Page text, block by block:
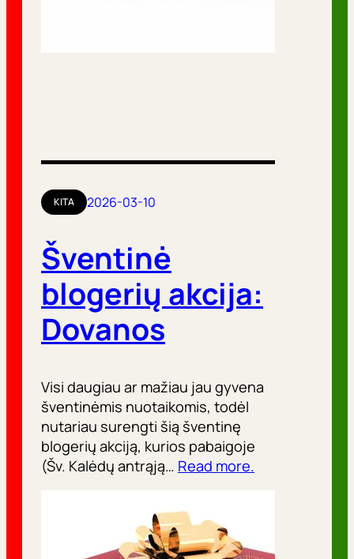
KITA 2026-03-10
Šventinė
blogerių akcija:
Dovanos
Visi daugiau ar mažiau jau gyvena
šventinėmis nuotaikomis, todėl
nutariau surengti šią šventinę
blogerių akciją, kurios pabaigoje
(Šv. Kalėdų antrąją… Read more.